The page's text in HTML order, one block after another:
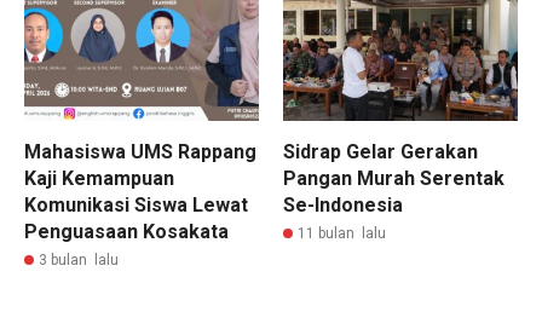
Mahasiswa UMS Rappang
Kaji Kemampuan
Komunikasi Siswa Lewat
Penguasaan Kosakata
3 bulan lalu
Sidrap Gelar Gerakan
Pangan Murah Serentak
Se-Indonesia
11 bulan lalu